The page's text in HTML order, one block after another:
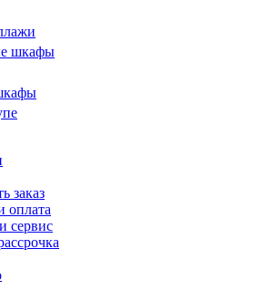
шкафы
заказ
оплата
сервис